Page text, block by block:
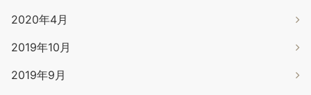
2020年4月
2019年10月
2019年9月